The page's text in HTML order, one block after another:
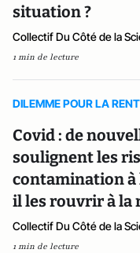
situation ?
Collectif Du Côté de la
1 min de lecture
DILEMME POUR LA
Covid : de
soulignent les
contamination à
il les rouvrir à la
Collectif Du Côté de la
1 min de lecture